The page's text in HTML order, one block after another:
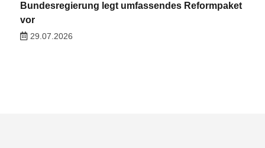
Bundesregierung legt umfassendes Reformpaket
vor
29.07.2026